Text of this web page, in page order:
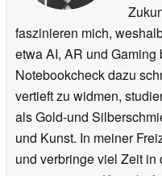
faszinieren mich,
etwa AI, AR und
Notebookcheck dazu
vertieft zu widmen,
als Gold-und
und Kunst. In meiner
und verbringe viel Zeit in